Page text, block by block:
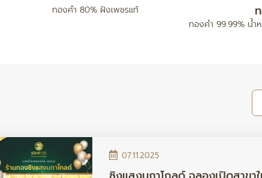
ทองคำ 96.5% น้ำหนัก 5 บาท ทองคำ
07.11.2025